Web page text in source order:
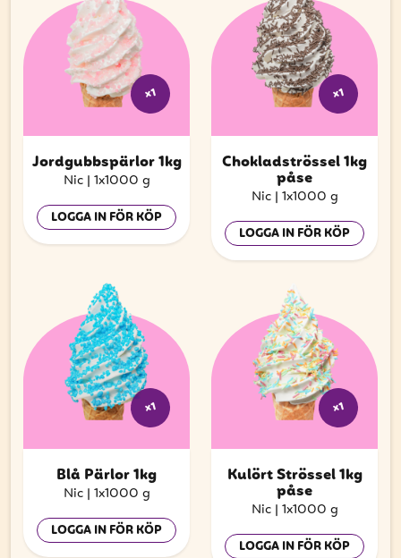
x1
Jordgubbspärlor 1kg
Nic | 1x1000 g
LOGGA IN FÖR KÖP
x1
Chokladströssel 1kg
påse
Nic | 1x1000 g
LOGGA IN FÖR KÖP
x1
Blå Pärlor 1kg
Nic | 1x1000 g
LOGGA IN FÖR KÖP
x1
Kulört Strössel 1kg
påse
Nic | 1x1000 g
LOGGA IN FÖR KÖP